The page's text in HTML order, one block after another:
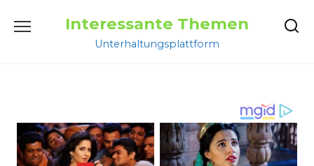
Interessante Themen
Unterhaltungsplattform